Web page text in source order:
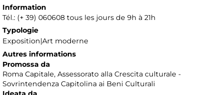
Information
Tél.: (+ 39) 060608 tous les jours de 9h à 21h
Typologie
Exposition|Art moderne
Autres informations
Promossa da
Roma Capitale, Assessorato alla Crescita culturale -
Sovrintendenza Capitolina ai Beni Culturali